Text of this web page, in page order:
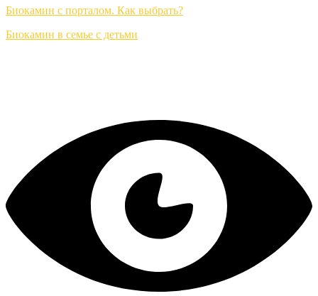
Биокамин с порталом. Как выбрать?
Биокамин в семье с детьми